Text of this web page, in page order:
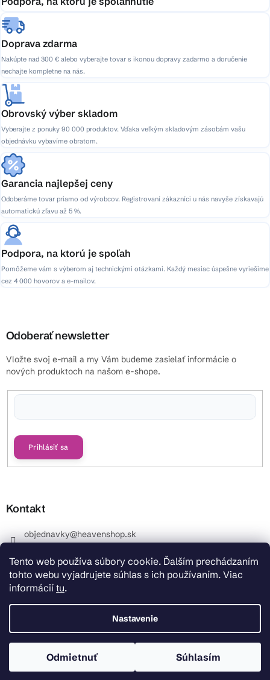
Tento web používa súbory cookie. Ďalším prechádzaním
tohto webu vyjadrujete súhlas s ich používaním. Viac
informácií tu.
Nastavenie
Odmietnuť Súhlasím
Doprava zdarma
Nakúpte nad 300 € alebo vyberajte tovar s ikonou dopravy zadarmo a doručenie
nechajte kompletne na nás.
Obrovský výber skladom
Vyberajte z ponuky 90 000 produktov. Vďaka veľkým skladovým zásobám vašu
objednávku vybavíme obratom.
Garancia najlepšej ceny
Odoberáme tovar priamo od výrobcov. Registrovaní zákazníci u nás navyše získavajú
automatickú zľavu až 5 %.
Podpora, na ktorú je spoľah
Pomôžeme vám s výberom aj technickými otázkami. Každý mesiac úspešne vyriešime
cez 4 000 hovorov a e-mailov.
Odoberať newsletter
Vložte svoj e-mail a my Vám budeme zasielať informácie o
nových produktoch na našom e-shope.
Prihlásiť sa
Kontakt
objednavky@heavenshop.sk
_Info objednávky : +421 914 399 399 Pracovné dni od
8.00 hod. do 12.00 . REKLAMÁCIE : +421 914 399 399
HeavenShop.sk
HeavenShop.sk
Vytvoril Shoptet Premium
Copyright 2026Heavenshop . Všetky práva vyhradené.